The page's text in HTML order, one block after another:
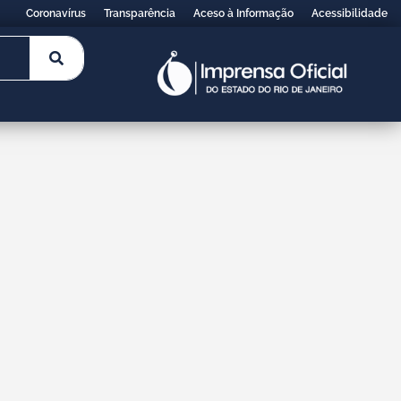
Coronavírus Transparência Aceso à Informação Acessibilidade